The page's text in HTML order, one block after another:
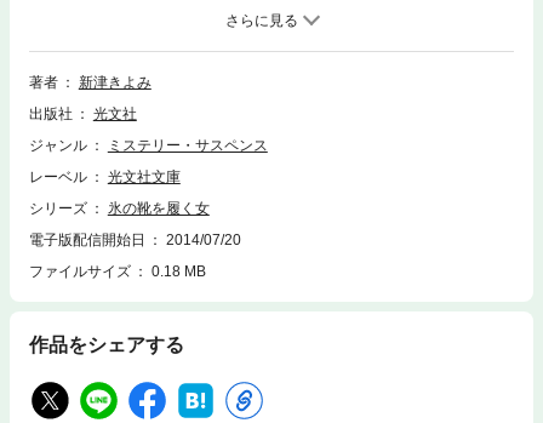
終止符（ピリオド）を打った。独りになった紀子は、週刊誌の記事に目を
留めた。「シンデレラはあなた？」目の不自由な資産家が親切にしてくれ
た女性を捜しているという。紀子は該当する女性に心当たりがあった
が……。絡み合う歪んだ愛憎を、おとぎ話を主題に描くサスペンス。
著者
新津きよみ
出版社
光文社
ジャンル
ミステリー・サスペンス
レーベル
光文社文庫
シリーズ
氷の靴を履く女
電子版配信開始日
2014/07/20
ファイルサイズ
0.18 MB
作品をシェアする